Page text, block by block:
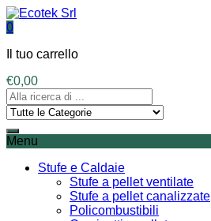
0
Il tuo carrello
€0,00
Menu
Stufe e Caldaie
Stufe a pellet ventilate
Stufe a pellet canalizzate
Policombustibili